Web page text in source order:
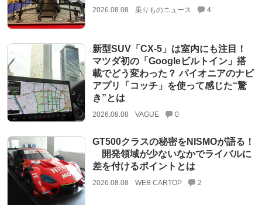
2026.08.08 乗りものニュース 4
新型SUV「CX-5」は室内にも注目！
マツダ初の「Googleビルトイン」搭
載でどう変わった？ パイオニアのナビ
アプリ「コッチ」を使って感じた“驚
き”とは
2026.08.08 VAGUE 0
GT500クラスの秘密をNISMOが語る！
開発領域が少ないなかでライバルに
差を付けるポイントとは
2026.08.08 WEB CARTOP 2